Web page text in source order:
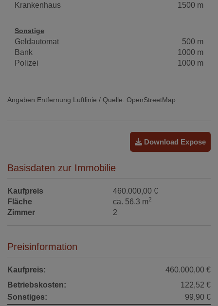
Krankenhaus
1500 m
Sonstige
Geldautomat
500 m
Bank
1000 m
Polizei
1000 m
Angaben Entfernung Luftlinie / Quelle: OpenStreetMap
Download Expose
Basisdaten zur Immobilie
Kaufpreis
460.000,00 €
Fläche
ca. 56,3 m2
Zimmer 2
Preisinformation
Kaufpreis:
460.000,00 €
Betriebskosten:
122,52 €
Sonstiges:
99,90 €